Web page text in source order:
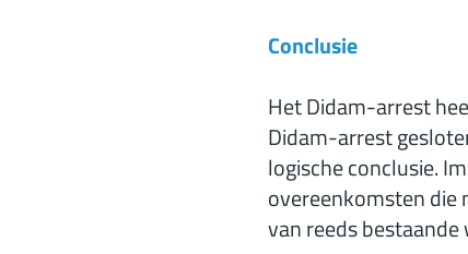
Conclusie
Het Didam-arrest
Didam-arrest
logische conclusie.
overeenkomsten die
van reeds